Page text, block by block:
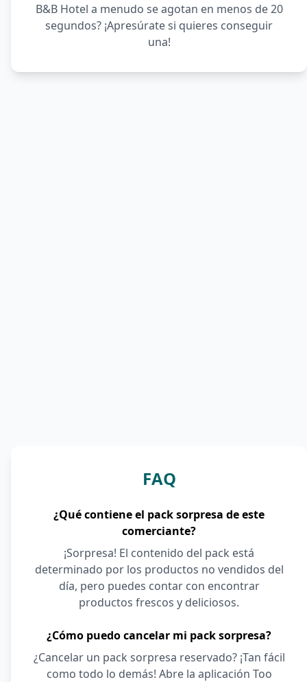
B&B Hotel a menudo se agotan en menos de 20
segundos? ¡Apresúrate si quieres conseguir
una!
FAQ
¿Qué contiene el pack sorpresa de este
comerciante?
¡Sorpresa! El contenido del pack está
determinado por los productos no vendidos del
día, pero puedes contar con encontrar
productos frescos y deliciosos.
¿Cómo puedo cancelar mi pack sorpresa?
¿Cancelar un pack sorpresa reservado? ¡Tan fácil
como todo lo demás! Abre la aplicación Too